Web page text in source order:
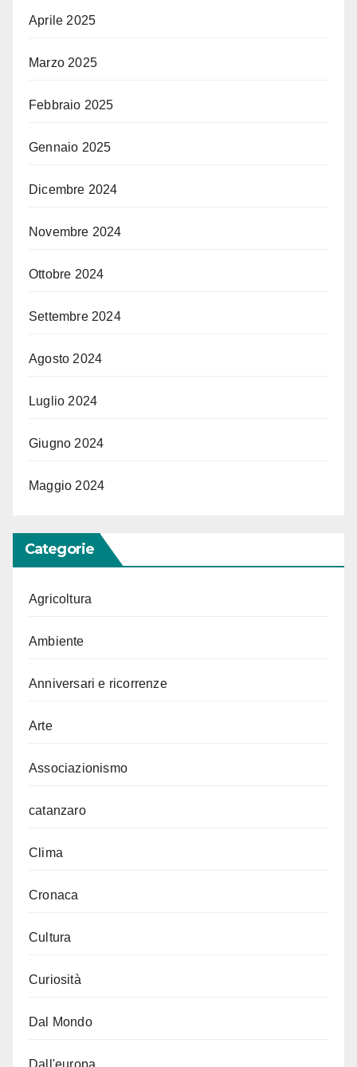
Aprile 2025
Marzo 2025
Febbraio 2025
Gennaio 2025
Dicembre 2024
Novembre 2024
Ottobre 2024
Settembre 2024
Agosto 2024
Luglio 2024
Giugno 2024
Maggio 2024
Categorie
Agricoltura
Ambiente
Anniversari e ricorrenze
Arte
Associazionismo
catanzaro
Clima
Cronaca
Cultura
Curiosità
Dal Mondo